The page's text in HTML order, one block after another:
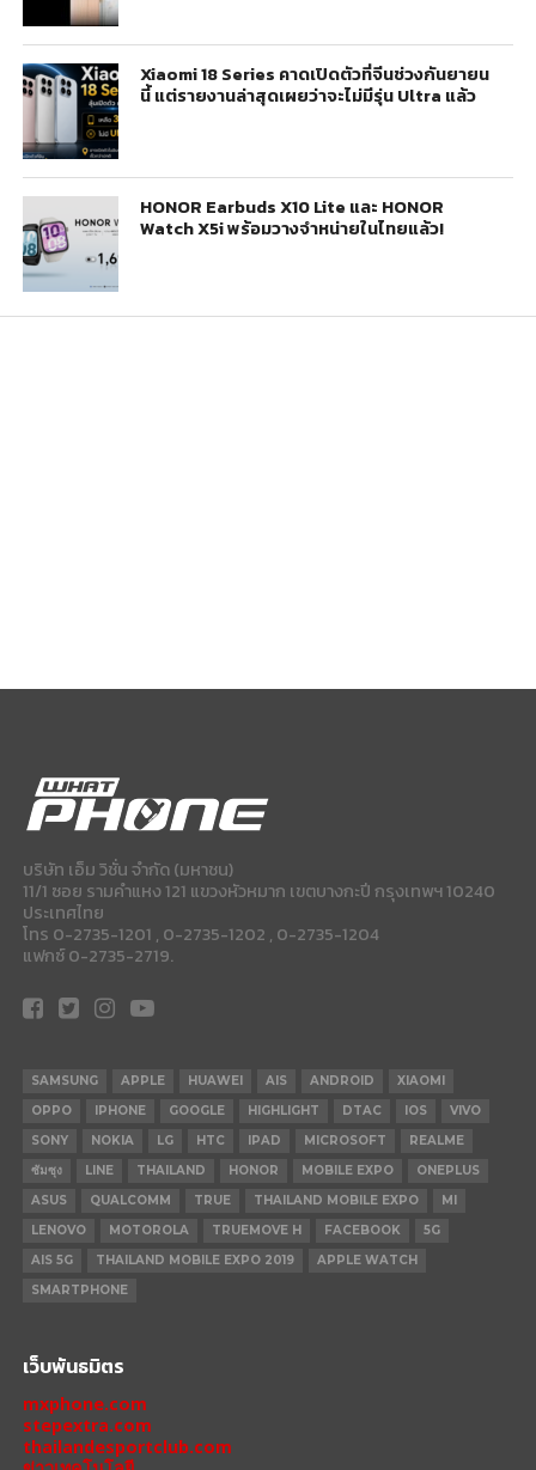
Xiaomi 18 Series คาดเปิดตัวที่จีนช่วงกันยายน
นี้ แต่รายงานล่าสุดเผยว่าจะไม่มีรุ่น Ultra แล้ว
HONOR Earbuds X10 Lite และ HONOR
Watch X5i พร้อมวางจำหน่ายในไทยแล้ว!
บริษัท เอ็ม วิชั่น จำกัด (มหาชน)
11/1 ซอย รามคำแหง 121 แขวงหัวหมาก เขตบางกะปี กรุงเทพฯ 10240
ประเทศไทย
โทร 0-2735-1201 , 0-2735-1202 , 0-2735-1204
แฟกซ์ 0-2735-2719.
SAMSUNG APPLE HUAWEI AIS ANDROID
XIAOMI
OPPO
IPHONE GOOGLE HIGHLIGHT DTAC IOS
VIVO
SONY
NOKIA LG HTC IPAD MICROSOFT
REALME
ซัมซุง
LINE THAILAND HONOR MOBILE EXPO
ONEPLUS
ASUS
QUALCOMM TRUE THAILAND MOBILE EXPO
MI
LENOVO
MOTOROLA TRUEMOVE H FACEBOOK
5G
AIS 5G
THAILAND MOBILE EXPO 2019
APPLE WATCH
SMARTPHONE
เว็บพันธมิตร
mxphone.com
stepextra.com
thailandesportclub.com